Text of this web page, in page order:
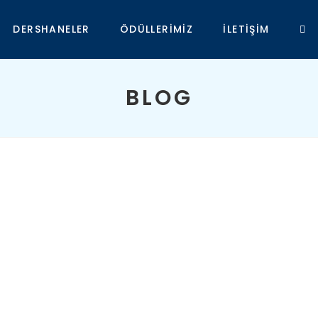
DERSHANELER ÖDÜLLERIMIZ İLETIŞIM
BLOG